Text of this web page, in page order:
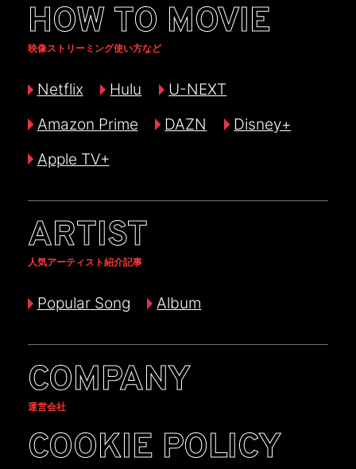
HOW TO MOVIE
映像ストリーミング使い方など
Netflix Hulu
U-NEXT
Amazon Prime
DAZN
Disney+
Apple TV+
ARTIST
人気アーティスト紹介記事
Popular Song Album
COMPANY
運営会社
COOKIE POLICY